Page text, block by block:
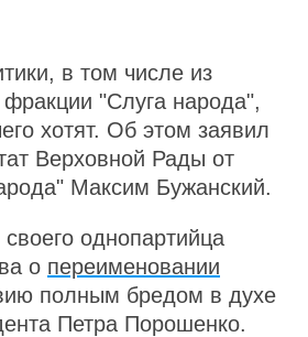
в том числе из
"Слуга народа",
хотят. Об этом заявил
Верховной Рады от
Максим Бужанский.
однопартийца
о переименовании
полным бредом в духе
Петра Порошенко.